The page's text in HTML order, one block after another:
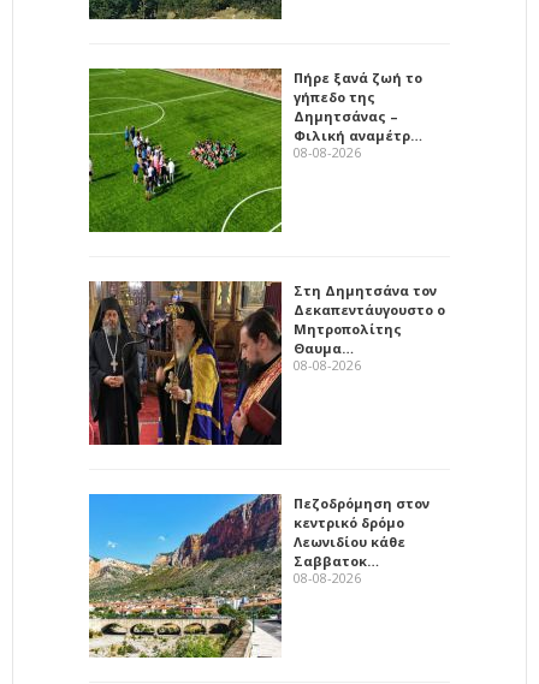
Πήρε ξανά ζωή το
γήπεδο της
Δημητσάνας –
Φιλική αναμέτρ…
08-08-2026
Στη Δημητσάνα τον
Δεκαπεντάυγουστο ο
Μητροπολίτης
Θαυμα…
08-08-2026
Πεζοδρόμηση στον
κεντρικό δρόμο
Λεωνιδίου κάθε
Σαββατοκ…
08-08-2026